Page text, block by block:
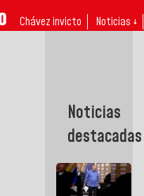
Chávez invicto Noticias ↓
Noticias
destacadas